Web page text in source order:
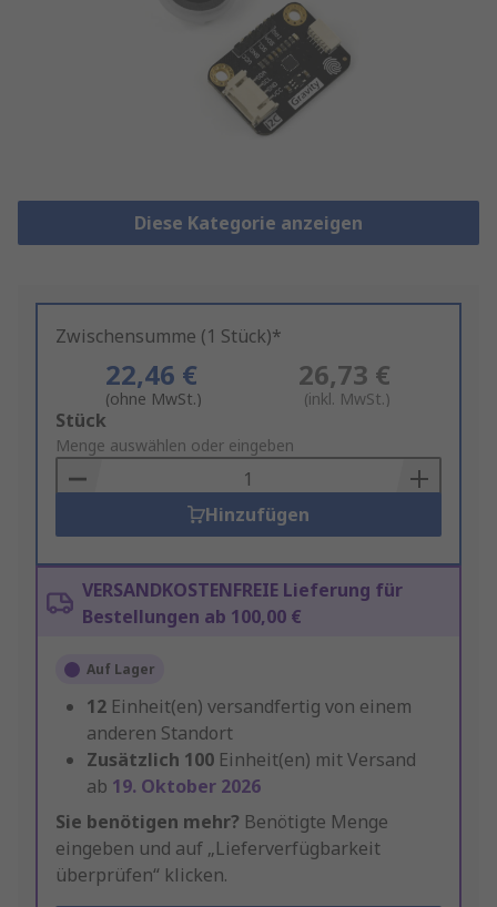
Diese Kategorie anzeigen
Zwischensumme (1 Stück)*
22,46 €
(ohne MwSt.)
26,73 €
(inkl. MwSt.)
Add
to
Basket
Stück
Menge auswählen oder eingeben
Hinzufügen
VERSANDKOSTENFREIE Lieferung für
Bestellungen ab 100,00 €
Auf Lager
12 Einheit(en) versandfertig von einem
anderen Standort
Zusätzlich 100 Einheit(en) mit Versand
ab 19. Oktober 2026
Sie benötigen mehr? Benötigte Menge
eingeben und auf „Lieferverfügbarkeit
überprüfen“ klicken.